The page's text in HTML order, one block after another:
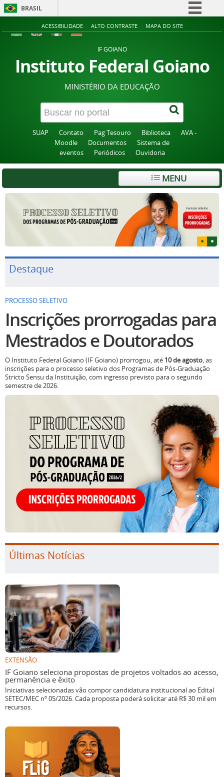
BRASIL
Simplifique!
Acesso à informação
Legislação
Canais
ACESSIBILIDADE ALTO CONTRASTE MAPA DO SITE
IF GOIANO
Instituto Federal Goiano
MINISTÉRIO DA EDUCAÇÃO
SUAP Contato Pag Tesouro Biblioteca
AVA -
Moodle
Documentos
Sistema de
eventos
Periódicos Ouvidoria
MENU
Destaque
PROCESSO SELETIVO
Inscrições prorrogadas para
Mestrados e Doutorados
O Instituto Federal Goiano (IF Goiano) prorrogou, até 10 de agosto, as
inscrições para o processo seletivo dos Programas de Pós-Graduação
Stricto Sensu da Instituição, com ingresso previsto para o segundo
semestre de 2026.
Últimas Notícias
EXTENSÃO
IF Goiano seleciona propostas de projetos voltados ao acesso,
permanência e êxito
Iniciativas selecionadas vão compor candidatura institucional ao Edital
SETEC/MEC nº 05/2026. Cada proposta poderá solicitar até R$ 30 mil em
recursos.